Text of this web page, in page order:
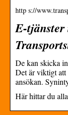
http s://
E-
De kan skicka
Det är viktigt att
ansökan.
Här hittar du